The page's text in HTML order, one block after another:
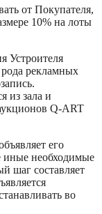
от Покупателя,
10% на лоты
Устроителя
рекламных
из зала и
Q-ART
его
иные необходимые
шаг составляет
во